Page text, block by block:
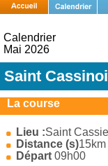
Calendrier
Mai 2026
Saint
La course
Lieu :Saint
Distance (s)
Départ 09h00